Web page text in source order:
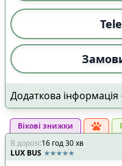
Додаткова інформація
Вікові знижки
В дорозі:16 год30хв
LUX BUS